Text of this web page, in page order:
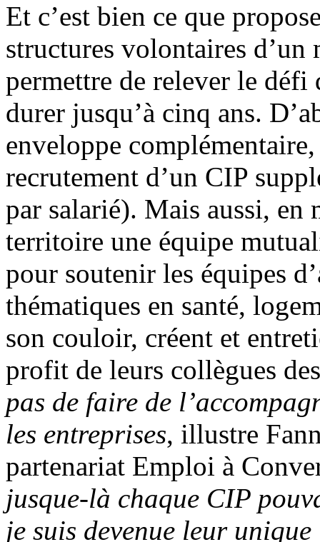
Et c’est bien ce que
structures volontaires
permettre de relever le défi
durer jusqu’à cinq ans.
enveloppe
recrutement d’un CIP
par salarié). Mais aussi, en
territoire une équipe
pour soutenir les équipes
thématiques en santé,
son couloir, créent et
profit de leurs collègues
pas de faire de
les entreprises, illustre
partenariat Emploi à
jusque-là chaque CIP
je suis devenue leur